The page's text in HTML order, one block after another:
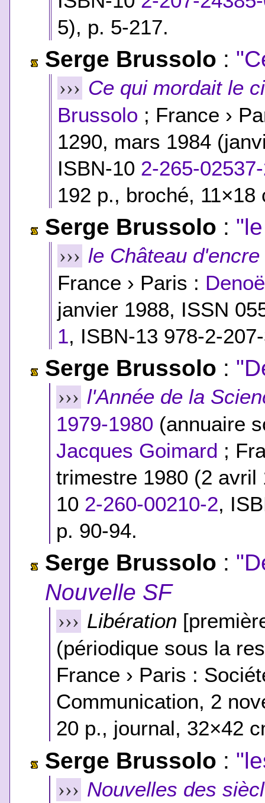
5), p. 5-217.
Serge Brussolo :
››› Ce qui mordait le
Brussolo ; France ›
1290, mars 1984
ISBN-10 2-265-
192 p., broché, 11×18
Serge Brussolo :
››› le Château d'encre
France › Paris :
janvier 1988, ISSN
1, ISBN-13 978-2-
Serge Brussolo :
››› l'Année de la
1979-1980 (annuaire
Jacques Goimard ;
trimestre 1980 (2
10 2-260-00210-2,
p. 90-94.
Serge Brussolo :
Nouvelle SF
››› Libération
(périodique sous la
France › Paris :
Communication, 2
20 p., journal, 32×42
Serge Brussolo :
››› Nouvelles des